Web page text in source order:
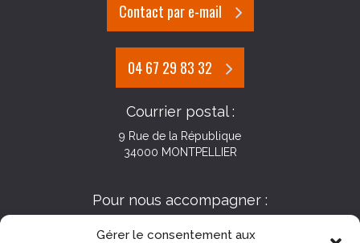
Gérer le consentement aux
Contact par e-mail
04 67 29 83 32
Courrier postal :
9 Rue de la République
34000 MONTPELLIER
Pour nous accompagner :